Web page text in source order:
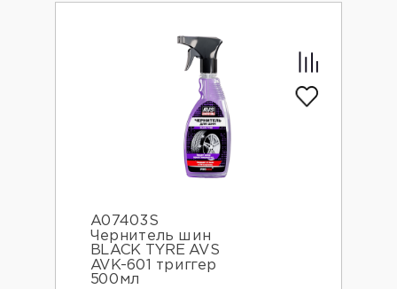
A07403S
Чернитель шин
BLACK TYRE AVS
AVK-601 триггер
500мл